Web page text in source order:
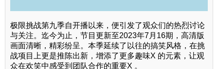
极限挑战第九季自开播以来，便引发了观众们的热烈讨论
与关注。迄今为止，节目更新至2023年7月16期，高清版
画面清晰，精彩纷呈。本季延续了以往的搞笑风格，在挑
战项目上更是推陈出新，增添了更多趣味X 的元素，让观
众在欢笑中感受到团队合作的重要X 。